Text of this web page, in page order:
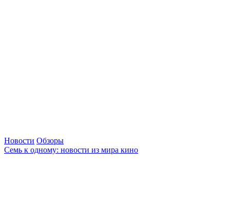
Новости Обзоры
Семь к одному: новости из мира кино